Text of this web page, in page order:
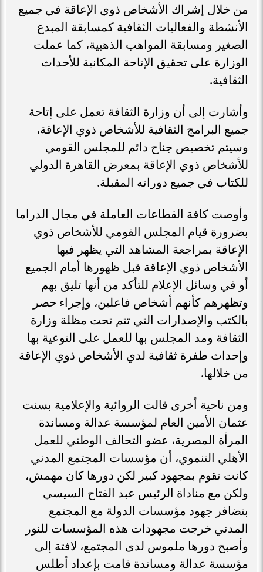
من خلال إشراك الأشخاص ذوي الإعاقة في جميع
الأنشطة والفعاليات الثقافية كمسابقة المبدع
الصغير ومسابقة المواهب الذهبية، كما عملت
الوزارة على تحقيق الإتاحة المكانية للأحداث
الثقافية.
وأشارت إلى أن وزارة الثقافة تعمل على إتاحة
جميع البرامج الثقافية للأشخاص ذوي الإعاقة،
وسيتم تخصيص جناح دائم للمجلس القومي
للأشخاص ذوي الإعاقة بمعرض القاهرة الدولي
للكتاب في جميع دوراته المقبلة.
وأوصت كافة القطاعات العاملة في مجال الدراما
بضرورة قيام المجلس القومي للأشخاص ذوي
الإعاقة بمراجعة المشاهد التي يظهر فيها
الأشخاص ذوي الإعاقة قبل ظهورها أمام الجميع
أو في وسائل الإعلام للتأكد من أنها تليق بهم
وتظهرهم كأنهم أشخاص فاعلين، وإجراء حصر
بالكتب والإصدارات التي تتم تحت مظلة وزارة
الثقافة ومد المجلس بها للعمل على التوعية بها
وإحداث طفرة ثقافية لدي الأشخاص ذوي الإعاقة
من خلالها.
ومن ناحية أخرى قالت الروائية والإعلامية بسنت
عثمان الأمين العام لمؤسسة عدالة ومساندة
المرأة المصرية، عضو التحالف الوطني للعمل
الأهلي التنموي، أن مؤسسات المجتمع المدني
كانت تقوم بمجهود كبير لكن دورها كان مهمش،
ولكن مع مناداة الرئيس عبد الفتاح السيسي
بتضافر جهود مؤسسات الدولة مع المجتمع
المدني خرجت مجهودات هذه المؤسسات للنور
وأصبح دورها ملموس لدى المجتمع، لافتة إلى
مؤسسة عدالة ومساندة قامت بإعداد أطلس